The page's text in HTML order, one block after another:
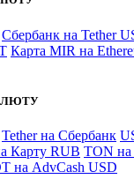
Сбербанк на Tether
Карта MIR на
Tether на Сбербанк
Карту RUB TON
на AdvCash USD